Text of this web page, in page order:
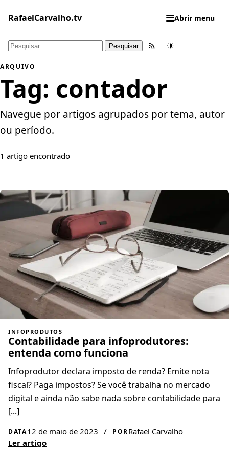
para
conteúdo
RafaelCarvalho.tv Abrir menu
Pesquisar
Feed RSSTema
ARQUIVO
Tag: contador
Navegue por artigos agrupados por tema, autor
ou período.
1 artigo encontrado
INFOPRODUTOS
Contabilidade para infoprodutores:
entenda como funciona
Infoprodutor declara imposto de renda? Emite nota
fiscal? Paga impostos? Se você trabalha no mercado
digital e ainda não sabe nada sobre contabilidade para
[...]
DATA12 de maio de 2023 / PORRafael Carvalho
Ler artigo